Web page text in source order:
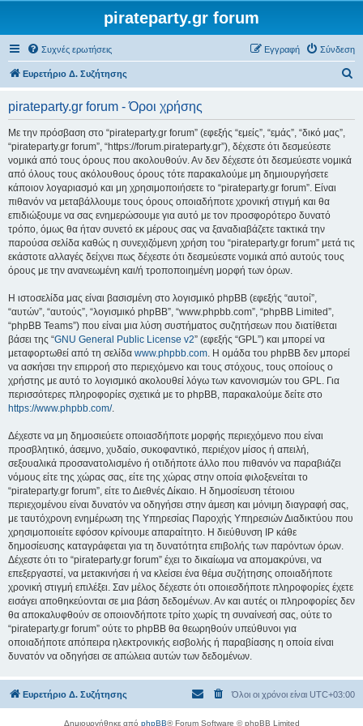
pirateparty.gr forum
Συχνές ερωτήσεις Σύνδεση
Εγγραφή
Ευρετήριο Δ. Συζήτησης
pirateparty.gr forum - Όροι χρήσης
Με την πρόσβαση στο “pirateparty.gr forum” (εφεξής “εμείς”, “εμάς”, “δικό μας”,
“pirateparty.gr forum”, “https://forum.pirateparty.gr”), δέχεστε ότι δεσμεύεστε
νομικά από τους όρους που ακολουθούν. Αν δεν δέχεστε ότι δεσμεύεστε νομικά
από όλους τους ακόλουθους όρους τότε παρακαλούμε μη δημιουργήσετε
κάποιον λογαριασμό και μη χρησιμοποιήσετε το “pirateparty.gr forum”. Είναι
πιθανόν να μεταβάλλουμε τους όρους οποιαδήποτε χρονική στιγμή και θα
επιδιώξουμε να σας ενημερώσουμε για αυτό με τον προσφορότερο δυνατό
τρόπο, όμως θα ήταν συνετό εκ μέρους σας να ξαναδιαβάζετε τακτικά την
παρούσα σελίδα καθώς η συνεχιζόμενη χρήση του “pirateparty.gr forum” μετά τις
εκάστοτε αλλαγές δείχνει πως δέχεστε ότι δεσμεύεστε νομικά από αυτούς τους
όρους με την ανανεωμένη και/ή τροποποιημένη μορφή των όρων.
Η ιστοσελίδα μας είναι βασισμένη στο λογισμικό phpBB (εφεξής “αυτοί”,
“αυτών”, “αυτούς”, “λογισμικό phpBB”, “www.phpbb.com”, “phpBB Limited”,
“phpBB Teams”) που είναι μια λύση συστήματος συζητήσεων που διατίθεται
βάσει της “GNU General Public License v2” (εφεξής “GPL”) και μπορεί να
μεταφορτωθεί από τη σελίδα www.phpbb.com. Η ομάδα του phpBB δεν μπορεί
να ασκήσει την επιρροή στο περιεχόμενο και τους στόχους, τους οποίους ο
χρήστης με αυτό το λογισμικό ακολουθεί λόγω των κανονισμών του GPL. Για
περισσότερες πληροφορίες σχετικά με το phpBB, παρακαλούμε δείτε στο
https://www.phpbb.com/.
Δέχεστε να μη δημοσιεύετε οποιασδήποτε μορφής περιεχόμενο που είναι
προσβλητικό, άσεμνο, χυδαίο, συκοφαντικό, περιέχον μίσος ή απειλή,
σεξουαλικά προσανατολισμένο ή οτιδήποτε άλλο που πιθανόν να παραβιάζει
νόμους είτε της χώρας σας, είτε της χώρας στην οποία φιλοξενείται το
“pirateparty.gr forum”, είτε το Διεθνές Δίκαιο. Η δημοσίευση τέτοιου
περιεχομένου είναι δυνατόν να οδηγήσει στην άμεση και μόνιμη διαγραφή σας,
με ταυτόχρονη ενημέρωση της Υπηρεσίας Παροχής Υπηρεσιών Διαδικτύου που
χρησιμοποιείτε εφόσον κρίνουμε απαραίτητο. Η διεύθυνση IP κάθε
δημοσίευσης καταγράφεται για τη δυνατότητα επιβολής των παρόντων όρων.
Δέχεστε ότι το “pirateparty.gr forum” έχει το δικαίωμα να απομακρύνει, να
επεξεργαστεί, να μετακινήσει ή να κλείσει ένα θέμα συζήτησης οποιαδήποτε
χρονική στιγμή επιλέξει. Σαν μέλος δέχεστε ότι οποιεσδήποτε πληροφορίες έχετε
εισάγει αποθηκεύονται σε μια βάση δεδομένων. Αν και αυτές οι πληροφορίες δεν
θα αποκαλυφθούν σε οποιονδήποτε τρίτο χωρίς τη συναίνεσή σας, ούτε το
“pirateparty.gr forum” ούτε το phpBB θα θεωρηθούν υπεύθυνοι για
οποιαδήποτε απόπειρα ηλεκτρονικής εισβολής ή παραβίασης η οποία είναι
δυνατόν να οδηγήσει σε απώλεια αυτών των δεδομένων.
Ευρετήριο Δ. Συζήτησης Όλοι οι χρόνοι είναι UTC+03:00
Δημιουργήθηκε από phpBB® Forum Software © phpBB Limited